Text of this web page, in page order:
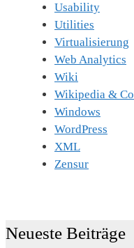
Usability
Utilities
Virtualisierung
Web Analytics
Wiki
Wikipedia &
Windows
WordPress
XML
Zensur
Neueste Beiträge